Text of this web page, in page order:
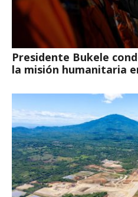
Presidente Bukele
la misión humanitaria